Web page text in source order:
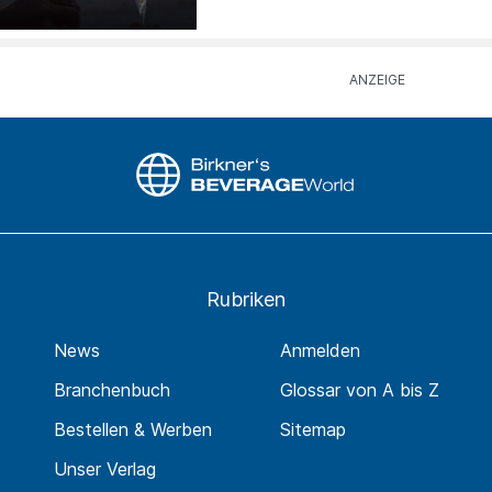
Rubriken
News
Branchenbuch
Bestellen & Werben
Unser Verlag
Anmelden
Glossar von A bis Z
Sitemap